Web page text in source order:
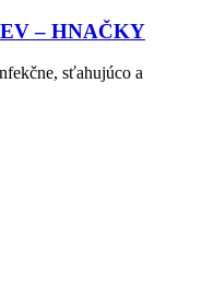
– HNAČKY
sťahujúco a